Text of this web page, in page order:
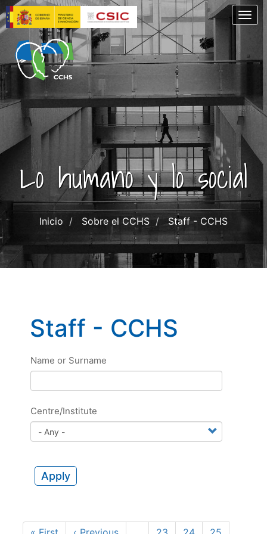
Skip
to
main
content
Lo humano y lo social
Inicio Sobre el CCHS Staff - CCHS
Staff - CCHS
Name or Surname
Centre/Institute
Apply
Pagination